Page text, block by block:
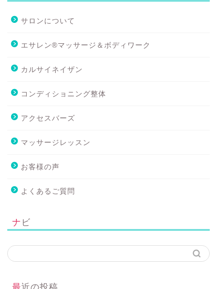
サロンについて
エサレン®マッサージ＆ボディワーク
カルサイネイザン
コンディショニング整体
アクセスバーズ
マッサージレッスン
お客様の声
よくあるご質問
ナビ
最近の投稿